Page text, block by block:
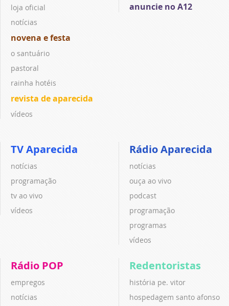
loja oficial
notícias
novena e festa
o santuário
pastoral
rainha hotéis
revista de aparecida
vídeos
anuncie no A12
TV Aparecida
notícias
programação
tv ao vivo
vídeos
Rádio Aparecida
notícias
ouça ao vivo
podcast
programação
programas
vídeos
Rádio POP
empregos
notícias
Redentoristas
história pe. vitor
hospedagem santo afonso